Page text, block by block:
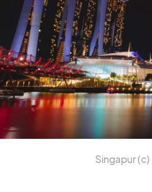
Sin­ga­pur